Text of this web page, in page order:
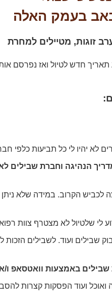
באב בעמק האלה
זוגות, מטיילים למחרת
חדש לטיול ואז נפרסם
לא יהיו לי כל תביעות כלפי
הנהיגה וחברת שבילים
הקרוב. במידה שלא ניתן
לי שלטיול לא מצטרף צוות
שבילים ועוד. לשבילים
באמצעות וואטסאפ
ועוד הפסקות קצרות